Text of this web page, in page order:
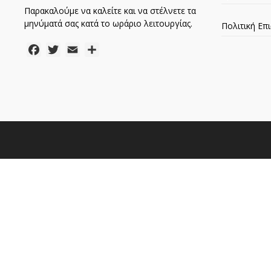
Παρακαλούμε να καλείτε και να στέλνετε τα
μηνύματά σας κατά το ωράριο λειτουργίας.
FacebookTwitter
Email
Πολιτική